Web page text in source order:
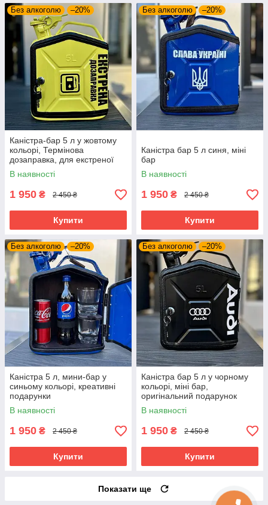
Без алкоголю –20%
Каністра-бар 5 л у жовтому
кольорі, Термінова
дозаправка, для екстреної
дозаправки
В наявності
1 950 ₴ 2 450 ₴
Купити
Без алкоголю –20%
Каністра бар 5 л синя, міні
бар
В наявності
1 950 ₴ 2 450 ₴
Купити
Без алкоголю –20%
Каністра 5 л, мини-бар у
синьому кольорі, креативні
подарунки
В наявності
1 950 ₴ 2 450 ₴
Купити
Без алкоголю –20%
Каністра бар 5 л у чорному
кольорі, міні бар,
оригінальний подарунок
чоловікові
В наявності
1 950 ₴ 2 450 ₴
Купити
Показати ще